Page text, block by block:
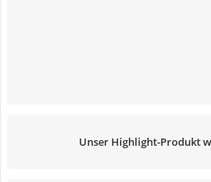
Unser Highlight-Produkt